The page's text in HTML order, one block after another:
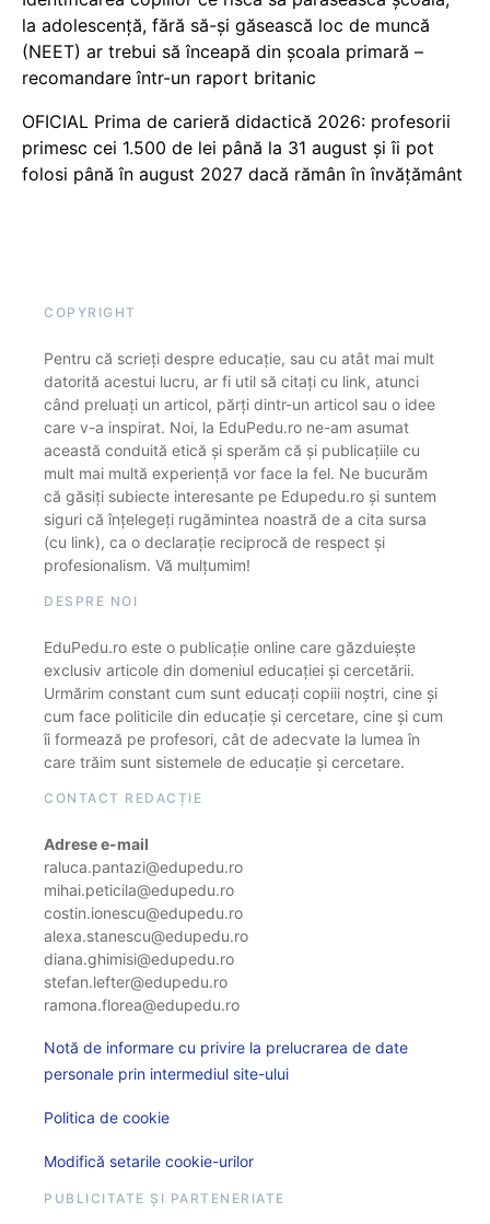
la adolescență, fără să-și găsească loc de muncă
(NEET) ar trebui să înceapă din școala primară –
recomandare într-un raport britanic
OFICIAL Prima de carieră didactică 2026: profesorii
primesc cei 1.500 de lei până la 31 august și îi pot
folosi până în august 2027 dacă rămân în învățământ
COPYRIGHT
Pentru că scrieți despre educație, sau cu atât mai mult
datorită acestui lucru, ar fi util să citați cu link, atunci
când preluați un articol, părți dintr-un articol sau o idee
care v-a inspirat. Noi, la EduPedu.ro ne-am asumat
această conduită etică și sperăm că și publicațiile cu
mult mai multă experiență vor face la fel. Ne bucurăm
că găsiți subiecte interesante pe Edupedu.ro și suntem
siguri că înțelegeți rugămintea noastră de a cita sursa
(cu link), ca o declarație reciprocă de respect și
profesionalism. Vă mulțumim!
DESPRE NOI
EduPedu.ro este o publicație online care găzduiește
exclusiv articole din domeniul educației și cercetării.
Urmărim constant cum sunt educați copiii noștri, cine și
cum face politicile din educație și cercetare, cine și cum
îi formează pe profesori, cât de adecvate la lumea în
care trăim sunt sistemele de educație și cercetare.
CONTACT REDACȚIE
Adrese e-mail
raluca.pantazi@edupedu.ro
mihai.peticila@edupedu.ro
costin.ionescu@edupedu.ro
alexa.stanescu@edupedu.ro
diana.ghimisi@edupedu.ro
stefan.lefter@edupedu.ro
ramona.florea@edupedu.ro
Notă de informare cu privire la prelucrarea de date
personale prin intermediul site-ului
Politica de cookie
Modifică setarile cookie-urilor
PUBLICITATE ȘI PARTENERIATE